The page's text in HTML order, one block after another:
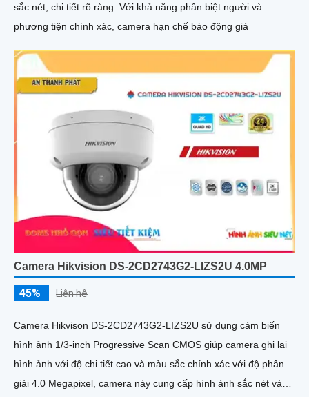
sắc nét, chi tiết rõ ràng. Với khả năng phân biệt người và
phương tiện chính xác, camera hạn chế báo động giả
Camera Hikvision DS-2CD2743G2-LIZS2U 4.0MP
45% Liên hệ
Camera Hikvison DS-2CD2743G2-LIZS2U sử dụng cảm biến
hình ảnh 1/3-inch Progressive Scan CMOS giúp camera ghi lại
hình ảnh với độ chi tiết cao và màu sắc chính xác với độ phân
giải 4.0 Megapixel, camera này cung cấp hình ảnh sắc nét và